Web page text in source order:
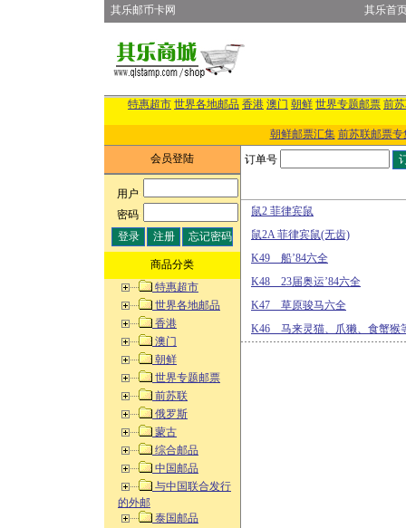
其乐邮币卡网 其乐首
特惠超市 世界各地邮品 香港 澳门 朝鲜 世界专题邮票 前
朝鲜邮票汇集 前苏联邮票专
会员登陆
用户:
密码:
商品分类
特惠超市
世界各地邮品
香港
澳门
朝鲜
世界专题邮票
前苏联
俄罗斯
蒙古
综合邮品
中国邮品
与中国联合发行
的外邮
泰国邮品
订单号
鼠2 菲律宾鼠
鼠2A 菲律宾鼠(无齿)
K49 船’84六全
K48 23届奥运’84六全
K47 草原骏马六全
K46 马来灵猫、爪獭、食蟹猴